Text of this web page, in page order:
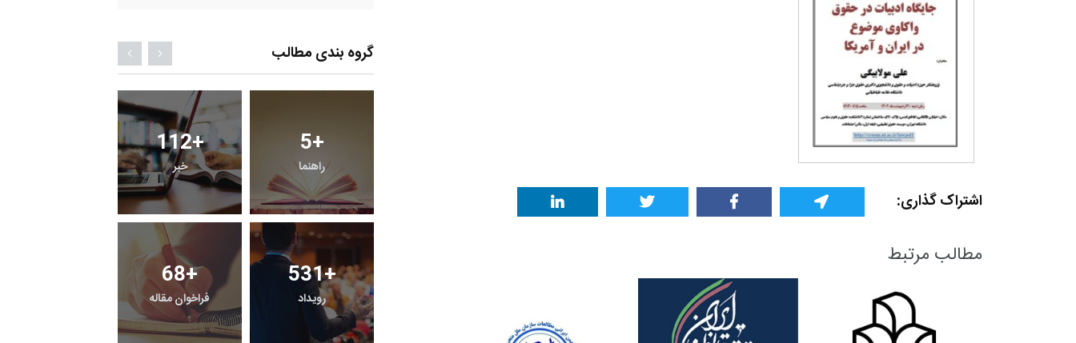
اشتراک گذاری:
مطالب مرتبط
گروه بندی مطالب
112+
خبر
5+
راهنما
68+
فراخوان مقاله
531+
رویداد
+
معرفی کتابخانه های
12+
گفت و گو
112
خبر